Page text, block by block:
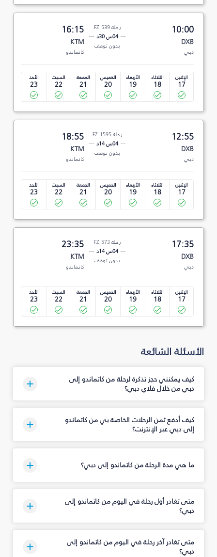
10:00
DXB
دبي
رحلة FZ 539
04س 30د
بدون توقف
16:15
KTM
كاتماندو
الإثنين
17
الثلاثاء
18
الأربعاء
19
الخميس
20
الجمعة
21
السبت
22
الأحد
23
12:55
DXB
دبي
رحلة FZ 1595
04س 14د
بدون توقف
18:55
KTM
كاتماندو
الإثنين
17
الثلاثاء
18
الأربعاء
19
الخميس
20
الجمعة
21
السبت
22
الأحد
23
17:35
DXB
دبي
رحلة FZ 573
04س 14د
بدون توقف
23:35
KTM
كاتماندو
الإثنين
17
الثلاثاء
18
الأربعاء
19
الخميس
20
الجمعة
21
السبت
22
الأحد
23
الأسئلة الشائعة
كيف يمكنني حجز تذكرة لرحلة من كاتماندو إلى
دبي من خلال فلاي دبي؟
كيف أدفع ثمن الرحلات الخاصة بي من كاتماندو
إلى دبي عبر الإنترنت؟
ما هي مدة الرحلة من كاتماندو إلى دبي؟
متى تغادر أول رحلة في اليوم من كاتماندو إلى
دبي؟
متى تغادر آخر رحلة في اليوم من كاتماندو إلى
دبي؟